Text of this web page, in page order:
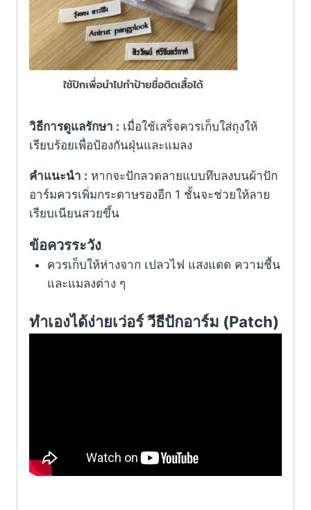
วิธีการดูแลรักษา : เมื่อใช้เสร็จควรเก็บใส่ถุงให้
เรียบร้อยเพื่อป้องกันฝุ่นและแมลง
คำแนะนำ : หากจะปักลวดลายแบบทึบลงบนผ้าปัก
อาร์มควรเพิ่มกระดาษรองอีก 1 ชั้นจะช่วยให้ลาย
เรียบเนียนสวยขึ้น
ข้อควรระวัง
ควรเก็บให้ห่างจาก เปลวไฟ แสงแดด ความชื้น
และแมลงต่าง ๆ
ทำเองได้ง่ายเว่อร์ วีธีปักอาร์ม (Patch)